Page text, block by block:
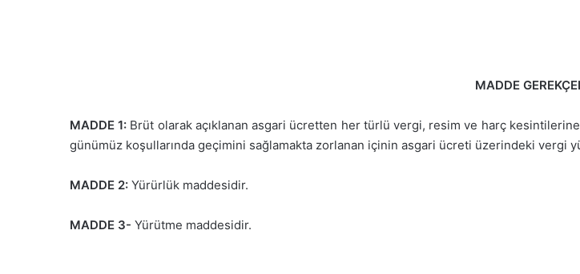
MADDE
MADDE 1: Brüt olarak açıklanan asgari ücretten her türlü vergi, resim ve harç
günümüz koşullarında geçimini sağlamakta zorlanan içinin asgari ücreti üzerindeki vergi
MADDE 2: Yürürlük maddesidir.
MADDE 3- Yürütme maddesidir.